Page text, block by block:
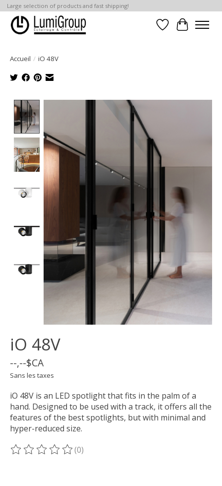
Large selection of products and fast shipping!
Liste dePanier
Accueil / iO 48V
Product image slideshow Items
iO 48V
--,--$CA
Sans les taxes
iO 48V is an LED spotlight that fits in the palm of a
hand. Designed to be used with a track, it offers all the
features of the best spotlights, but with minimal and
hyper-reduced size.
Ce produit est évalué à
(0)